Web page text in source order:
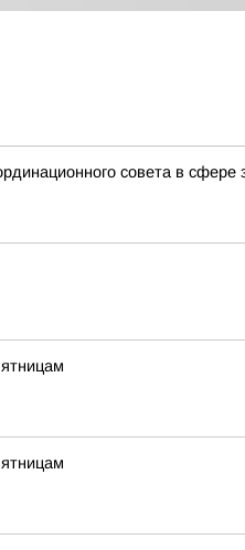
совета в